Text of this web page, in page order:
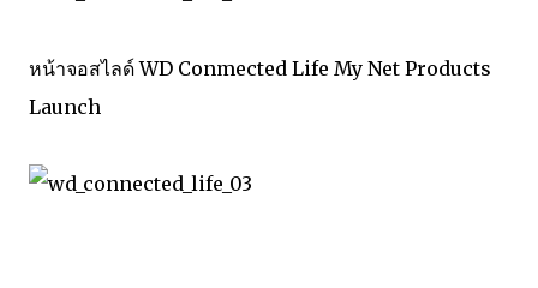
หน้าจอสไลด์ WD Conmected Life My Net Products
Launch